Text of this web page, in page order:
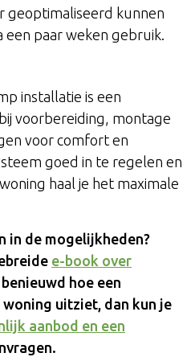
geoptimaliseerd kunnen
paar weken gebruik.
installatie is een
voorbereiding, montage
voor comfort en
goed in te regelen en
haal je het maximale
in de mogelijkheden?
e-book over
benieuwd hoe een
uitziet, dan kun je
aanbod en een